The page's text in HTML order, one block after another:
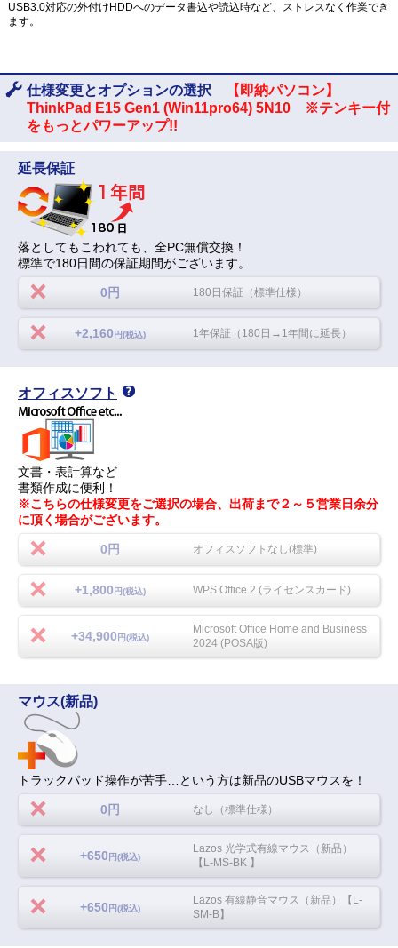
USB3.0対応の外付けHDDへのデータ書込や読込時など、ストレスなく作業でき
ます。
仕様変更とオプションの選択
【即納パソコン】
ThinkPad E15 Gen1 (Win11pro64) 5N10 ※テンキー付
をもっとパワーアップ!!
延長保証
落としてもこわれても、全PC無償交換！
標準で180日間の保証期間がございます。
0円 180日保証（標準仕様）
+2,160 円(税込) 1年保証（180日→1年間に延長）
オフィスソフト
文書・表計算など
書類作成に便利！
※こちらの仕様変更をご選択の場合、出荷まで２～５営業日余分
に頂く場合がございます。
0円 オフィスソフトなし(標準)
+1,800 円(税込) WPS Office 2 (ライセンスカード)
+34,900 円(税込)
Microsoft Office Home and Business
2024 (POSA版)
マウス(新品)
トラックパッド操作が苦手…という方は新品のUSBマウスを！
0円 なし（標準仕様）
+650 円(税込)
Lazos 光学式有線マウス（新品）
【L-MS-BK 】
+650 円(税込)
Lazos 有線静音マウス（新品）【L-
SM-B】